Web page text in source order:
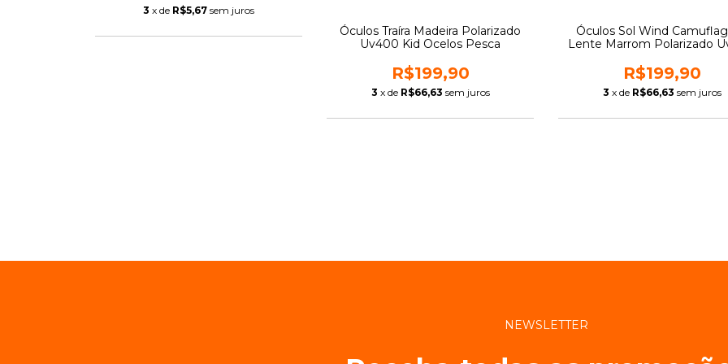
3 x de R$5,67 sem juros
Óculos Traíra Madeira Polarizado
Uv400 Kid Ocelos Pesca
R$199,90
3 x de R$66,63 sem juros
Óculos Sol Wind
Lente Marrom Polarizado
R$199,90
3 x de R$66,63 sem juros
NEWSLETTER